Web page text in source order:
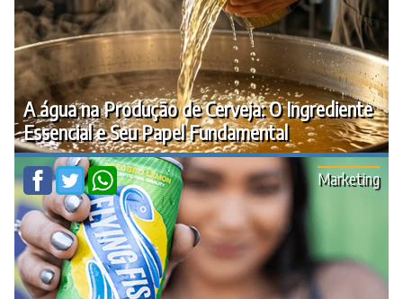
A água na Produção de Cerveja: O Ingrediente
Essencial e Seu Papel Fundamental
Marketing